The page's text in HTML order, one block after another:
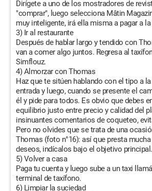
Dirígete a uno de los mostradores de
"comprar", luego selecciona Mâtin
muy inteligente, irá ella misma a pagar a
3) Ir al restaurante
Después de hablar largo y tendido con
van a comer algo juntos. Regresa al
Simflouz.
4) Almorzar con Thomas
Haz que te sitúen hablando con el tipo a
entrada y luego, cuando se presente el
él y pide para todos. Es obvio que debes
equilibrio justo entre precio y calidad del
insinuantes comentarios de coqueteo,
Pero no olvides que se trata de una
Thomas (foto n°16): así que presta
deseos, indícalos bajo el objetivo principal.
5) Volver a casa
Paga tu cuenta y luego sube a un taxi
terminal de taxífono.
6) Limpiar la suciedad